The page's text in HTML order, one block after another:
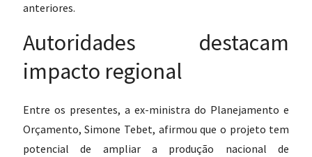
anteriores.
Autoridades destacam
impacto regional
Entre os presentes, a ex-ministra do Planejamento e
Orçamento, Simone Tebet, afirmou que o projeto tem
potencial de ampliar a produção nacional de